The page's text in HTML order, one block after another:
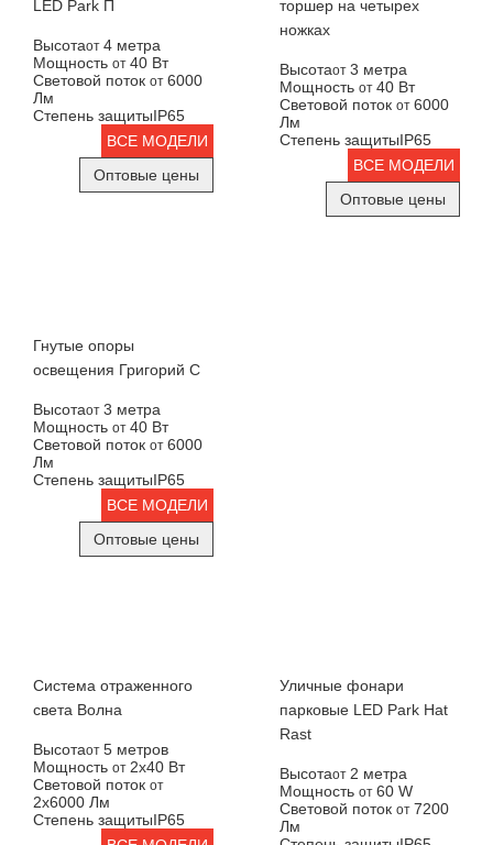
LED Park П
Высотаот 4 метра
Мощность от 40 Вт
Световой поток от 6000
Лм
Степень защитыIP65
ВСЕ МОДЕЛИ
Оптовые цены
торшер на четырех
ножках
Высотаот 3 метра
Мощность от 40 Вт
Световой поток от 6000
Лм
Степень защитыIP65
ВСЕ МОДЕЛИ
Оптовые цены
Гнутые опоры
освещения Григорий С
Высотаот 3 метра
Мощность от 40 Вт
Световой поток от 6000
Лм
Степень защитыIP65
ВСЕ МОДЕЛИ
Оптовые цены
Система отраженного
света Волна
Высотаот 5 метров
Мощность от 2х40 Вт
Световой поток от
2х6000 Лм
Степень защитыIP65
Уличные фонари
парковые LED Park Hat
Rast
Высотаот 2 метра
Мощность от 60 W
Световой поток от 7200
Лм